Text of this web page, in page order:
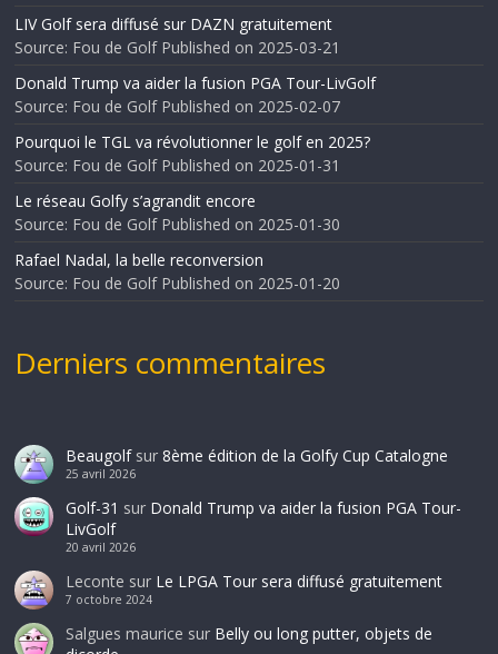
LIV Golf sera diffusé sur DAZN gratuitement
Source: Fou de Golf Published on 2025-03-21
Donald Trump va aider la fusion PGA Tour-LivGolf
Source: Fou de Golf Published on 2025-02-07
Pourquoi le TGL va révolutionner le golf en 2025?
Source: Fou de Golf Published on 2025-01-31
Le réseau Golfy s’agrandit encore
Source: Fou de Golf Published on 2025-01-30
Rafael Nadal, la belle reconversion
Source: Fou de Golf Published on 2025-01-20
Derniers commentaires
Beaugolfsur 8ème édition de la Golfy Cup Catalogne
25 avril 2026
Golf-31 sur Donald Trump va aider la fusion PGA Tour-
LivGolf
20 avril 2026
Leconte sur Le LPGA Tour sera diffusé gratuitement
7 octobre 2024
Salgues maurice sur Belly ou long putter, objets de